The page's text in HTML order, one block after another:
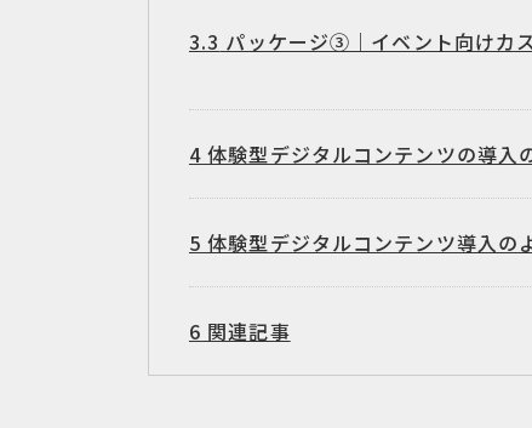
3.3 パッケージ③｜イベント向けカ
4 体験型デジタルコンテンツの導入
5 体験型デジタルコンテンツ導入の
6 関連記事